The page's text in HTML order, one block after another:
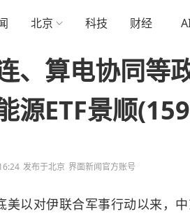
北京 科技 财经
、算电协同等
源ETF景顺
发布于北京 界面新闻官方账号
美以对伊联合军事行动以来，